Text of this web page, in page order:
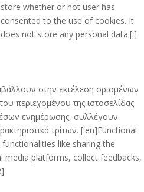
store whether or not user has
consented to the use of cookies. It
does not store any personal data.[:]
στην εκτέλεση ορισμένων
περιεχομένου της ιστοσελίδας
ενημέρωσης, συλλέγουν
τρίτων. [:en]Functional
like sharing the
platforms, collect feedbacks,